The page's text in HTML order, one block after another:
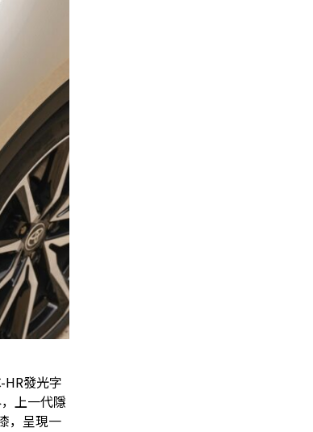
發光字
上一代隱
，呈現一